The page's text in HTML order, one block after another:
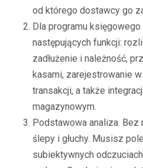
od którego dostawcy go
Dla programu
następujących funkcji:
zadłużenie i należność,
kasami, zarejestrowanie
transakcji, a także
magazynowym.
Podstawowa analiza.
ślepy i głuchy. Musisz
subiektywnych